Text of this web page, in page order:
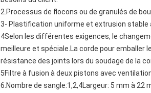
2.Processus de flocons ou de granulés de
3- Plastification uniforme et extrusion stable
4Selon les différentes exigences, le
meilleure et spéciale.La corde pour emballer
résistance des joints lors du soudage de la
5Filtre à fusion à deux pistons avec
6.Nombre de sangle:1,2,4Largeur: 5 mm à 22